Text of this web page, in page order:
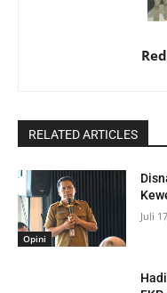
RELATED ARTICLES
Opini
Juli